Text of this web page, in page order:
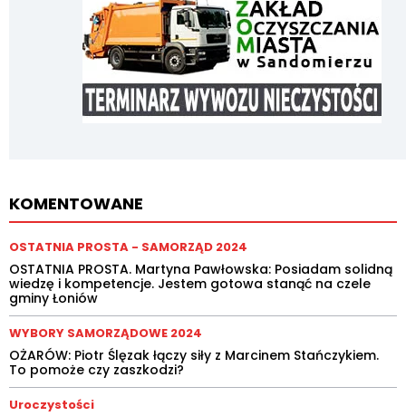
KOMENTOWANE
OSTATNIA PROSTA - SAMORZĄD 2024
OSTATNIA PROSTA. Martyna Pawłowska: Posiadam solidną
wiedzę i kompetencje. Jestem gotowa stanąć na czele
gminy Łoniów
WYBORY SAMORZĄDOWE 2024
OŻARÓW: Piotr Ślęzak łączy siły z Marcinem Stańczykiem.
To pomoże czy zaszkodzi?
Uroczystości